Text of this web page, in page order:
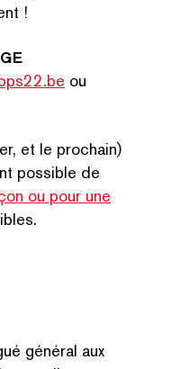
PAR
!
ou
et le prochain)
possible de
ou pour une
général aux